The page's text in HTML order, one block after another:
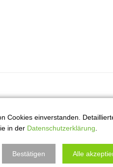
Cookies einverstanden.
in der Datenschutzerklärung
Bestätigen Alle